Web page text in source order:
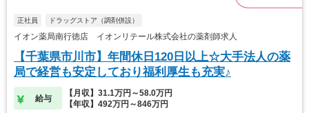
正社員 ドラッグストア（調剤併設）
イオン薬局南行徳店 イオンリテール株式会社の薬剤師求人
【千葉県市川市】年間休日120日以上☆大手法人の薬
局で経営も安定しており福利厚生も充実♪
給与
【月収】31.1万円～58.0万円
【年収】492万円～846万円